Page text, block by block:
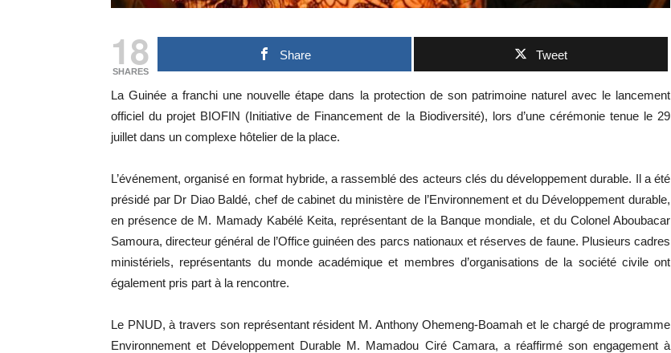
18
SHARES
Share Tweet
La Guinée a franchi une nouvelle étape dans la protection de son patrimoine naturel avec le lancement
officiel du projet BIOFIN (Initiative de Financement de la Biodiversité), lors d’une cérémonie tenue le 29
juillet dans un complexe hôtelier de la place.
L’événement, organisé en format hybride, a rassemblé des acteurs clés du développement durable. Il a été
présidé par Dr Diao Baldé, chef de cabinet du ministère de l’Environnement et du Développement durable,
en présence de M. Mamady Kabélé Keita, représentant de la Banque mondiale, et du Colonel Aboubacar
Samoura, directeur général de l’Office guinéen des parcs nationaux et réserves de faune. Plusieurs cadres
ministériels, représentants du monde académique et membres d’organisations de la société civile ont
également pris part à la rencontre.
Le PNUD, à travers son représentant résident M. Anthony Ohemeng-Boamah et le chargé de programme
Environnement et Développement Durable M. Mamadou Ciré Camara, a réaffirmé son engagement à